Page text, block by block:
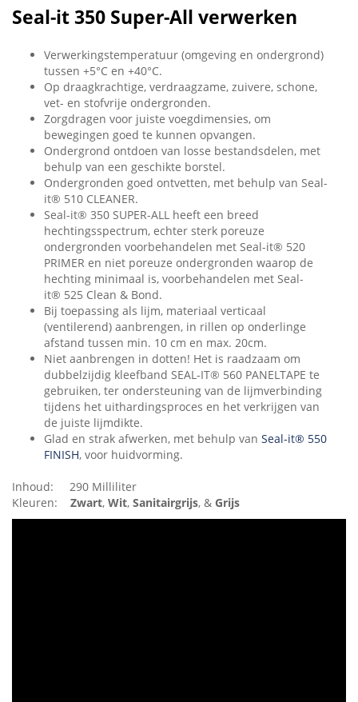
Seal-it 350 Super-All verwerken
Verwerkingstemperatuur (omgeving en ondergrond)
tussen +5°C en +40°C.
Op draagkrachtige, verdraagzame, zuivere, schone,
vet- en stofvrije ondergronden.
Zorgdragen voor juiste voegdimensies, om
bewegingen goed te kunnen opvangen.
Ondergrond ontdoen van losse bestandsdelen, met
behulp van een geschikte borstel.
Ondergronden goed ontvetten, met behulp van Seal-
it® 510 CLEANER.
Seal-it® 350 SUPER-ALL heeft een breed
hechtingsspectrum, echter sterk poreuze
ondergronden voorbehandelen met Seal-it® 520
PRIMER en niet poreuze ondergronden waarop de
hechting minimaal is, voorbehandelen met Seal-
it® 525 Clean & Bond.
Bij toepassing als lijm, materiaal verticaal
(ventilerend) aanbrengen, in rillen op onderlinge
afstand tussen min. 10 cm en max. 20cm.
Niet aanbrengen in dotten! Het is raadzaam om
dubbelzijdig kleefband SEAL-IT® 560 PANELTAPE te
gebruiken, ter ondersteuning van de lijmverbinding
tijdens het uithardingsproces en het verkrijgen van
de juiste lijmdikte.
Glad en strak afwerken, met behulp van Seal-it® 550
FINISH, voor huidvorming.
Inhoud:
290 Milliliter
Kleuren: Zwart, Wit, Sanitairgrijs, & Grijs